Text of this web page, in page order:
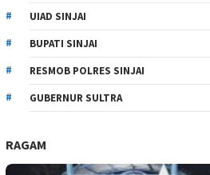
UIAD SINJAI
BUPATI SINJAI
RESMOB POLRES SINJAI
GUBERNUR SULTRA
RAGAM